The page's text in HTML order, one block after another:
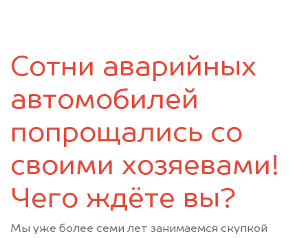
Сотни аварийных
автомобилей
попрощались со
своими хозяевами!
Чего ждёте вы?
Мы уже более семи лет занимаемся скупкой